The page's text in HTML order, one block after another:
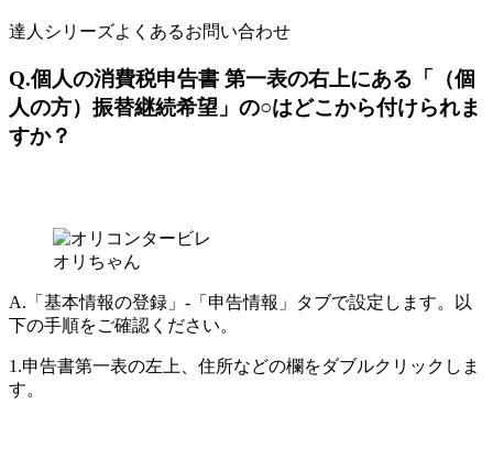
達人シリーズよくあるお問い合わせ
Q.個人の消費税申告書 第一表の右上にある「（個
人の方）振替継続希望」の○はどこから付けられま
すか？
オリちゃん
A.「基本情報の登録」-「申告情報」タブで設定します。以
下の手順をご確認ください。
1.申告書第一表の左上、住所などの欄をダブルクリックしま
す。